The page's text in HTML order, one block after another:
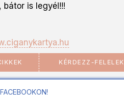
bátor is legyél!!!
KÉRDEZZ-FELELEK